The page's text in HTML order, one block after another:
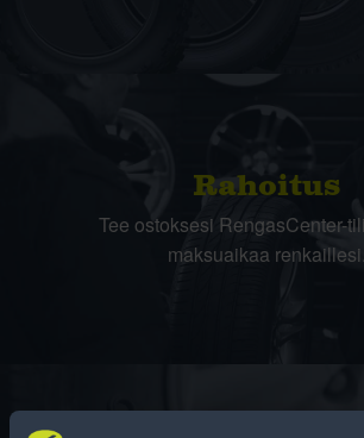
Rahoitus
Tee ostoksesi RengasCenter-
maksuaikaa renkaillesi.